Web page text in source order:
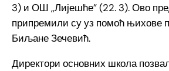
3) и ОШ ,,Лијешће” (22. 3). Ово
припремили су уз помоћ њихове
Биљане Зечевић.
Директори основних школа